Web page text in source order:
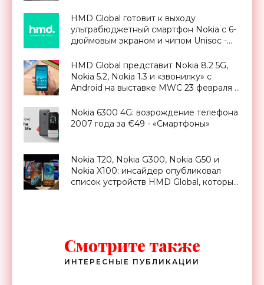
HMD Global готовит к выходу
ультрабюджетный смартфон Nokia c 6-
дюймовым экраном и чипом Unisoc -
HMD Global представит Nokia 8.2 5G,
Nokia 5.2, Nokia 1.3 и «звонилку» с
Android на выставке MWC 23 февраля -
Nokia 6300 4G: возрождение телефона
2007 года за €49 - «Смартфоны»
Nokia T20, Nokia G300, Nokia G50 и
Nokia X100: инсайдер опубликовал
список устройств HMD Global, которые
Смотрите также
ИНТЕРЕСНЫЕ ПУБЛИКАЦИИ